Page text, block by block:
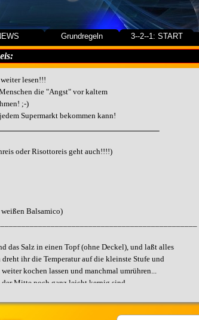
Grundregeln 3--2--1: START
lesen!!!
die "Angst" vor kaltem
;-)
Supermarkt bekommen kann!
oder Risottoreis geht auch!!!!)
Balsamico)
das Salz in einen Topf (ohne Deckel), und laßt alles
ihr die Temperatur auf die kleinste Stufe und
kochen lassen und manchmal umrühren...
Mitte noch ganz leicht kernig sind.
zugeben und schön untermengen.